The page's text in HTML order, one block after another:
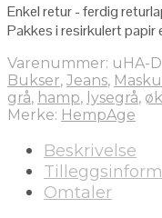
Enkel retur - ferdig
Pakkes i resirkulert papir
Varenummer: uHA-
Bukser, Jeans,
grå, hamp, lysegrå,
Merke: HempAge
Beskrivelse
Omtaler